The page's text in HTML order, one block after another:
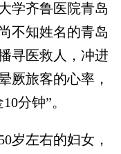
学齐鲁医院青岛
不知姓名的青岛
寻医救人，冲进
厥旅客的心率，
分钟”。
左右的妇女，